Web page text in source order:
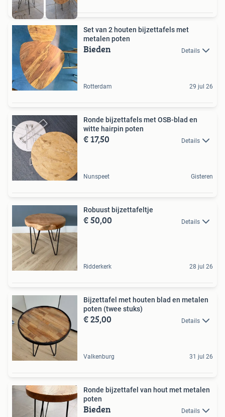
Set van 2 houten bijzettafels met
metalen poten
Bieden Details
Rotterdam 29 jul 26
Ronde bijzettafels met OSB-blad en
witte hairpin poten
€ 17,50 Details
Nunspeet Gisteren
Robuust bijzettafeltje
€ 50,00 Details
Ridderkerk 28 jul 26
Bijzettafel met houten blad en metalen
poten (twee stuks)
€ 25,00 Details
Valkenburg 31 jul 26
Ronde bijzettafel van hout met metalen
poten
Bieden Details